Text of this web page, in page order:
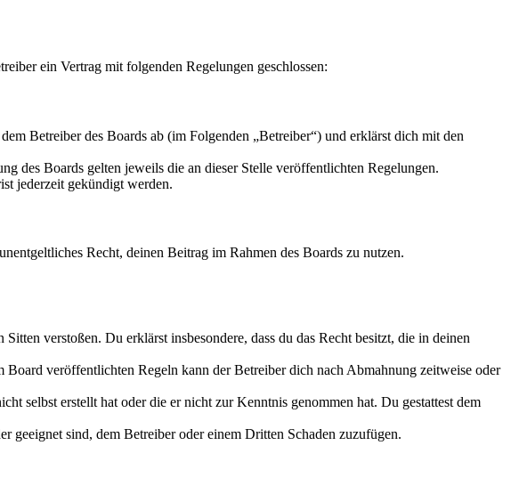
ein Vertrag mit folgenden Regelungen geschlossen:
Betreiber des Boards ab (im Folgenden „Betreiber“) und erklärst dich mit den
des Boards gelten jeweils die an dieser Stelle veröffentlichten Regelungen.
jederzeit gekündigt werden.
Recht, deinen Beitrag im Rahmen des Boards zu nutzen.
verstoßen. Du erklärst insbesondere, dass du das Recht besitzt, die in deinen
veröffentlichten Regeln kann der Betreiber dich nach Abmahnung zeitweise oder
selbst erstellt hat oder die er nicht zur Kenntnis genommen hat. Du gestattest dem
geeignet sind, dem Betreiber oder einem Dritten Schaden zuzufügen.